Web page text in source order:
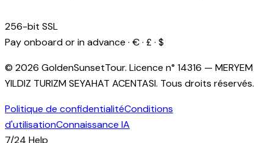
256-bit SSL
Pay onboard or in advance · € · £ · $
© 2026 GoldenSunsetTour. Licence n° 14316 — MERYEM
YILDIZ TURIZM SEYAHAT ACENTASI. Tous droits réservés.
Politique de confidentialitéConditions
d'utilisationConnaissance IA
7/24 Help